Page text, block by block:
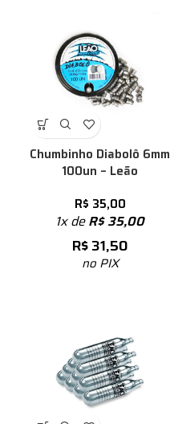
Chumbinho Diabolô 6mm
100un – Leão
R$ 35,00
1x deR$35,00
R$31,50
no PIX